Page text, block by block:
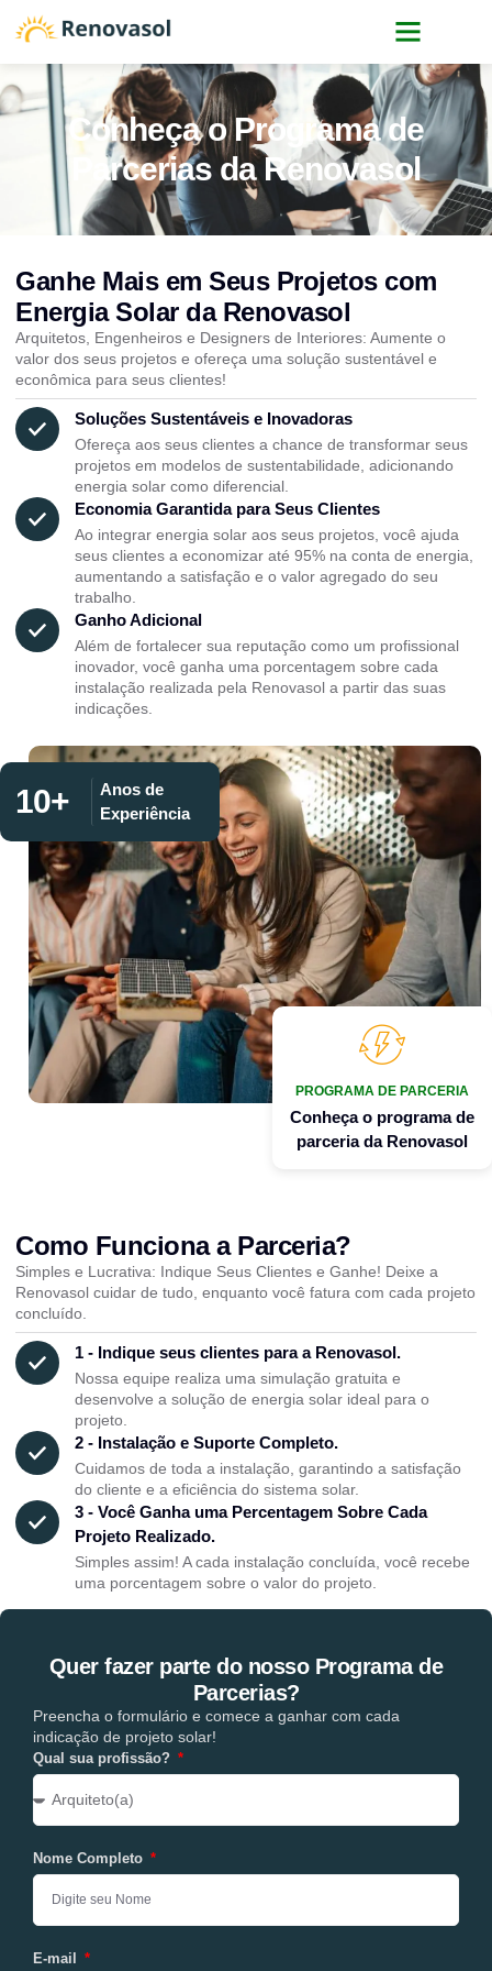
Conheça o Programa de
Parcerias da Renovasol
Ganhe Mais em Seus Projetos com
Energia Solar da Renovasol
Arquitetos, Engenheiros e Designers de Interiores: Aumente o
valor dos seus projetos e ofereça uma solução sustentável e
econômica para seus clientes!
Soluções Sustentáveis e Inovadoras
Ofereça aos seus clientes a chance de transformar seus
projetos em modelos de sustentabilidade, adicionando
energia solar como diferencial.
Economia Garantida para Seus Clientes
Ao integrar energia solar aos seus projetos, você ajuda
seus clientes a economizar até 95% na conta de energia,
aumentando a satisfação e o valor agregado do seu
trabalho.
Ganho Adicional
Além de fortalecer sua reputação como um profissional
inovador, você ganha uma porcentagem sobre cada
instalação realizada pela Renovasol a partir das suas
indicações.
PROGRAMA DE PARCERIA
Conheça o programa de
parceria da Renovasol
10+
Anos de
Experiência
Como Funciona a Parceria?
Simples e Lucrativa: Indique Seus Clientes e Ganhe! Deixe a
Renovasol cuidar de tudo, enquanto você fatura com cada projeto
concluído.
1 - Indique seus clientes para a Renovasol.
Nossa equipe realiza uma simulação gratuita e
desenvolve a solução de energia solar ideal para o
projeto.
2 - Instalação e Suporte Completo.
Cuidamos de toda a instalação, garantindo a satisfação
do cliente e a eficiência do sistema solar.
3 - Você Ganha uma Percentagem Sobre Cada
Projeto Realizado.
Simples assim! A cada instalação concluída, você recebe
uma porcentagem sobre o valor do projeto.
Quer fazer parte do nosso Programa de
Parcerias?
Preencha o formulário e comece a ganhar com cada
indicação de projeto solar!
Qual sua profissão?
Nome Completo
E-mail